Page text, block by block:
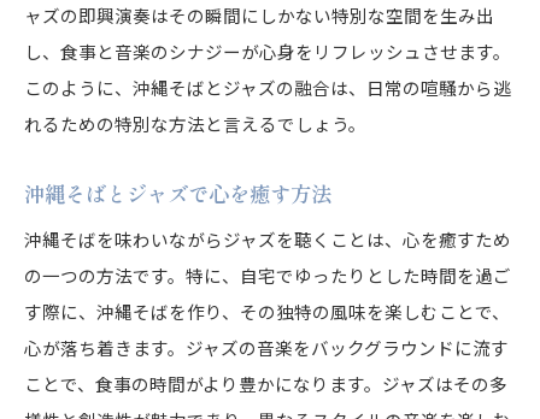
ャズの即興演奏はその瞬間にしかない特別な空間を生み出
し、食事と音楽のシナジーが心身をリフレッシュさせます。
このように、沖縄そばとジャズの融合は、日常の喧騒から逃
れるための特別な方法と言えるでしょう。
沖縄そばとジャズで心を癒す方法
沖縄そばを味わいながらジャズを聴くことは、心を癒すため
の一つの方法です。特に、自宅でゆったりとした時間を過ご
す際に、沖縄そばを作り、その独特の風味を楽しむことで、
心が落ち着きます。ジャズの音楽をバックグラウンドに流す
ことで、食事の時間がより豊かになります。ジャズはその多